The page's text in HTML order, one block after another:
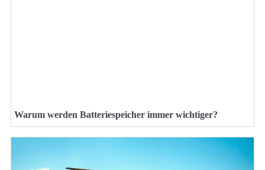
Warum werden Batteriespeicher immer wichtiger?